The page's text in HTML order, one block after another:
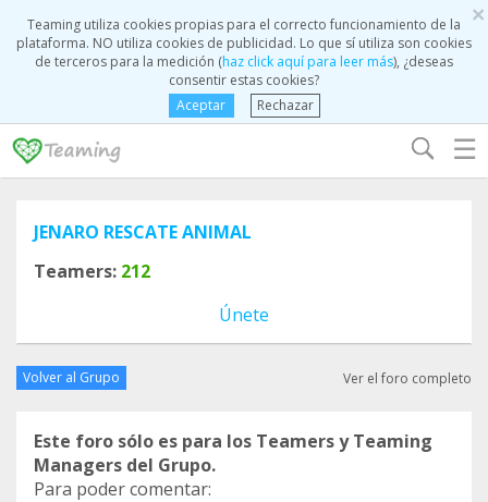
×
Teaming utiliza cookies propias para el correcto funcionamiento de la
plataforma. NO utiliza cookies de publicidad. Lo que sí utiliza son cookies
de terceros para la medición (haz click aquí para leer más), ¿deseas
consentir estas cookies?
Aceptar
Rechazar
☰
JENARO RESCATE ANIMAL
Teamers: 212
Únete
Volver al Grupo Ver el foro completo
Este foro sólo es para los Teamers y Teaming
Managers del Grupo.
Para poder comentar: